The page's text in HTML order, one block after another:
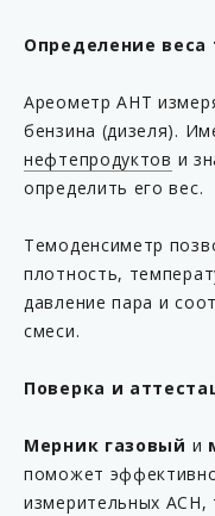
Определение веса
Ареометр АНТ
бензина (дизеля).
нефтепродуктов и
определить его вес.
Темоденсиметр
плотность,
давление пара и
смеси.
Поверка и
Мерник газовый и
поможет
измерительных АСН,